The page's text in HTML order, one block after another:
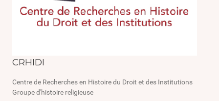
CRHIDI
Centre de Recherches en Histoire du Droit et des Institutions
Groupe d'histoire religieuse